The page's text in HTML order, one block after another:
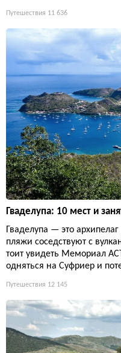
Путешествия 11 636
Гваделупа: 10 мест и
Гваделупа — это
пляжи соседствуют с
тоит увидеть Мемориал
одняться на Суфриер и
Путешествия 12 145